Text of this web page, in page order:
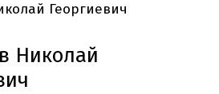
Георгиевич
Николай